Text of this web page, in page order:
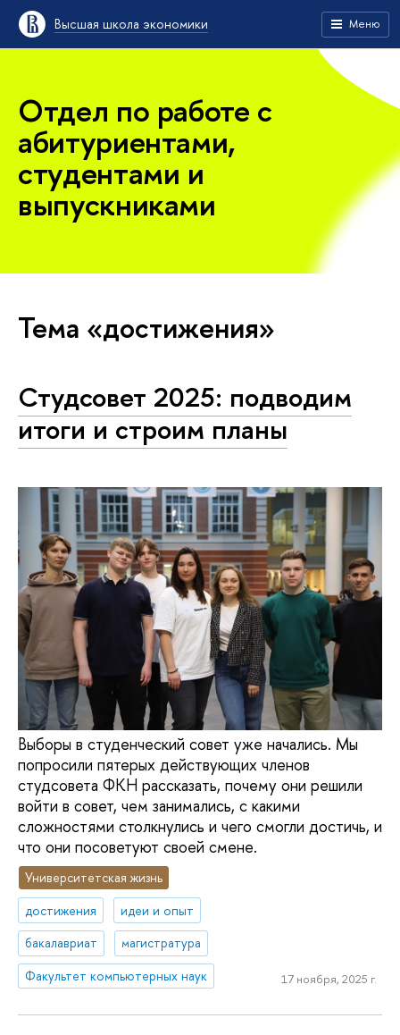
Высшая школа экономики Меню
Отдел по работе с
абитуриентами,
студентами и
выпускниками
Тема «достижения»
Студсовет 2025: подводим
итоги и строим планы
Выборы в студенческий совет уже начались. Мы
попросили пятерых действующих членов
студсовета ФКН рассказать, почему они решили
войти в совет, чем занимались, с какими
сложностями столкнулись и чего смогли достичь, и
что они посоветуют своей смене.
Университетская жизнь
достижения
идеи и опыт
бакалавриат
магистратура
Факультет компьютерных наук
17 ноября, 2025 г.